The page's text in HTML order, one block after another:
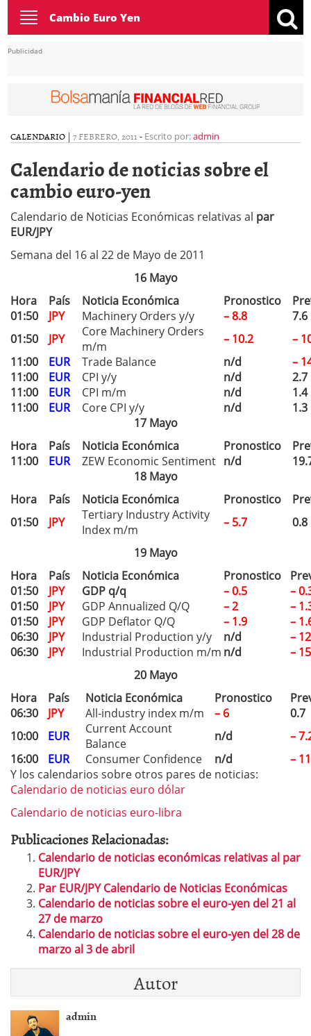
Toggle
navigation
Cambio Euro Yen
Publicidad
CALENDARIO | 7 FEBRERO, 2011 - Escrito por:admin
Calendario de noticias sobre el
cambio euro-yen
Calendario de Noticias Económicas relativas al par
EUR/JPY
Semana del 16 al 22 de Mayo de 2011
16 Mayo
Hora
País Noticia Económica Pronostico
01:50
JPY Machinery Orders y/y – 8.8
7.6
01:50
JPY
Core Machinery Orders
m/m
– 10.2
–
11:00
EUR Trade Balance n/d
–
11:00
EUR CPI y/y n/d
2.7
11:00
EUR CPI m/m n/d
1.4
11:00
EUR Core CPI y/y n/d
1.3
17 Mayo
Hora
País Noticia Económica Pronostico
11:00
EUR ZEW Economic Sentiment n/d
18 Mayo
Hora
País Noticia Económica Pronostico
01:50
JPY
Tertiary Industry Activity
Index m/m
– 5.7
0.8
19 Mayo
Hora
País Noticia Económica Pronostico
01:50
JPY GDP q/q – 0.5
–
01:50
JPY GDP Annualized Q/Q – 2
–
01:50
JPY GDP Deflator Q/Q – 1.9
–
06:30
JPY Industrial Production y/y n/d
–
06:30
JPY Industrial Production m/m n/d
–
20 Mayo
Hora
País Noticia Económica Pronostico
06:30
JPY All-industry index m/m – 6
0.7
10:00
EUR
Current Account
Balance
n/d
–
16:00
EUR Consumer Confidence n/d
–
Y los calendarios sobre otros pares de noticias:
Calendario de noticias euro dólar
Calendario de noticias euro-libra
Publicaciones Relacionadas:
Calendario de noticias económicas relativas al par
EUR/JPY
Par EUR/JPY Calendario de Noticias Económicas
Calendario de noticias sobre el euro-yen del 21 al
27 de marzo
Calendario de noticias sobre el euro-yen del 28 de
marzo al 3 de abril
Autor
admin